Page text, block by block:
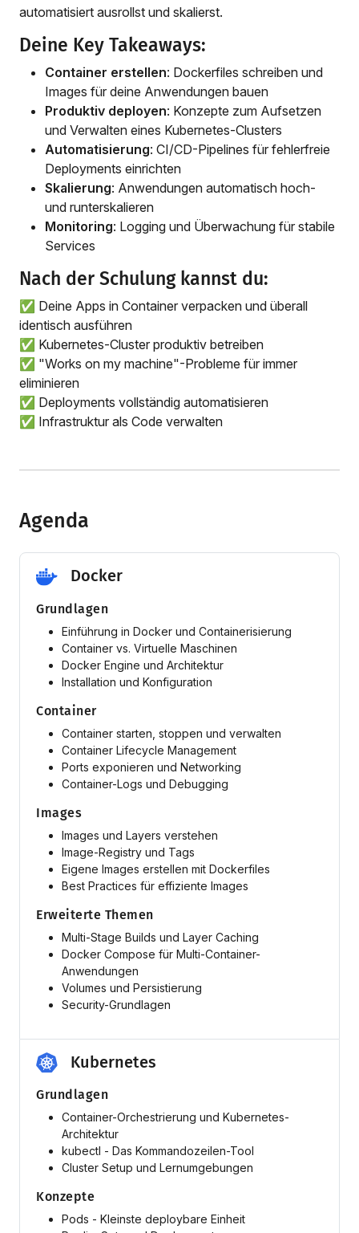
automatisiert ausrollst und skalierst.
Deine Key Takeaways:
Container erstellen: Dockerfiles schreiben und
Images für deine Anwendungen bauen
Produktiv deployen: Konzepte zum Aufsetzen
und Verwalten eines Kubernetes-Clusters
Automatisierung: CI/CD-Pipelines für fehlerfreie
Deployments einrichten
Skalierung: Anwendungen automatisch hoch-
und runterskalieren
Monitoring: Logging und Überwachung für stabile
Services
Nach der Schulung kannst du:
✅ Deine Apps in Container verpacken und überall
identisch ausführen
✅ Kubernetes-Cluster produktiv betreiben
✅ "Works on my machine"-Probleme für immer
eliminieren
✅ Deployments vollständig automatisieren
✅ Infrastruktur als Code verwalten
Agenda
Docker
Grundlagen
Einführung in Docker und Containerisierung
Container vs. Virtuelle Maschinen
Docker Engine und Architektur
Installation und Konfiguration
Container
Container starten, stoppen und verwalten
Container Lifecycle Management
Ports exponieren und Networking
Container-Logs und Debugging
Images
Images und Layers verstehen
Image-Registry und Tags
Eigene Images erstellen mit Dockerfiles
Best Practices für effiziente Images
Erweiterte Themen
Multi-Stage Builds und Layer Caching
Docker Compose für Multi-Container-
Anwendungen
Volumes und Persistierung
Security-Grundlagen
Kubernetes
Grundlagen
Container-Orchestrierung und Kubernetes-
Architektur
kubectl - Das Kommandozeilen-Tool
Cluster Setup und Lernumgebungen
Konzepte
Pods - Kleinste deploybare Einheit